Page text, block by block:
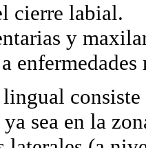
cierre labial.
y
ya sea en la